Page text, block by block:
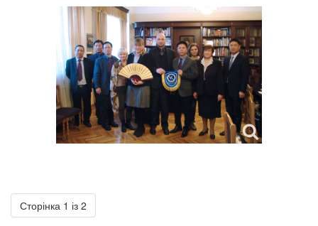
Сторінка 1 із 2